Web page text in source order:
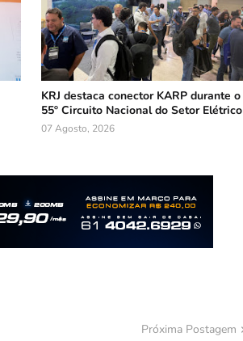
KRJ destaca conector KARP durante o
55º Circuito Nacional do Setor Elétrico
07 Agosto, 2026
Próxima Postagem